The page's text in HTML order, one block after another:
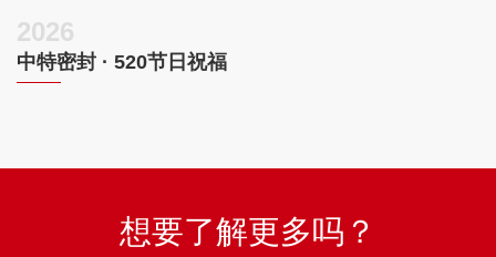
容编辑撰写，遵循严谨客观原则，从密封圈的基础定义和其在工业设备中的重
要性入手，逐步深入核心设计原则、关键选择步骤、实用维护方法及常见误区
规避。文章内容基于公司实际业务，包括通过ISO9001质量管理体系、环境管
2026
中特密封 · 520节日祝福
想要了解更多吗？